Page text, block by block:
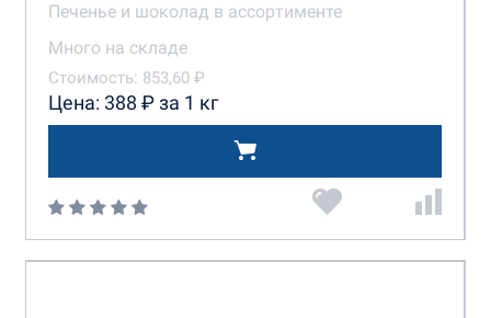
Печенье и шоколад в ассортименте
Много на складе
Стоимость: 853,60 ₽
Цена: 388 ₽ за 1 кг